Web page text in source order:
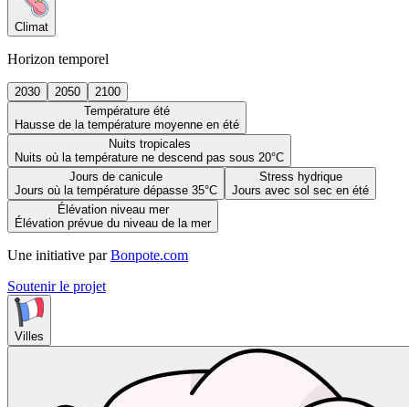
Climat
Horizon temporel
2030 2050
2100
Température été
Hausse de la température moyenne en été
Nuits tropicales
Nuits où la température ne descend pas sous 20°C
Jours de canicule
Jours où la température dépasse 35°C
Stress hydrique
Jours avec sol sec en été
Élévation niveau mer
Élévation prévue du niveau de la mer
Une initiative par Bonpote.com
Soutenir le projet
Villes